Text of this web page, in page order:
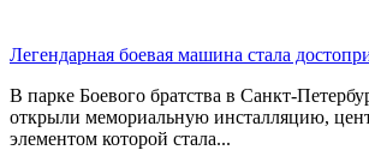
Легендарная боевая машина стала
В парке Боевого братства в Санкт-
открыли мемориальную инсталляцию,
элементом которой стала...